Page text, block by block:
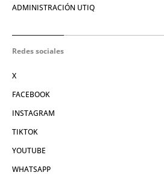
ADMINISTRACIÓN UTIQ
Redes sociales
X
FACEBOOK
INSTAGRAM
TIKTOK
YOUTUBE
WHATSAPP